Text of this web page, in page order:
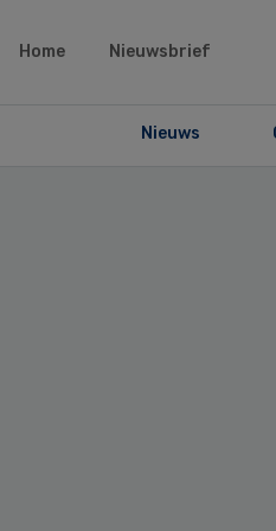
Home Nieuwsbrief
Nieuws